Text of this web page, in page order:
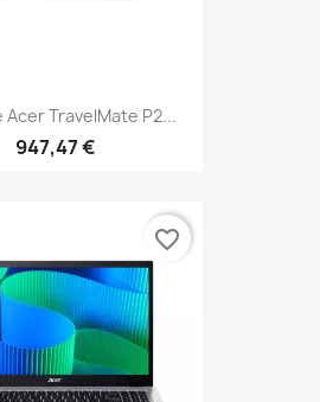
Acer TravelMate P2...
947,47 €
favorite_border